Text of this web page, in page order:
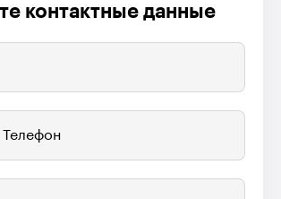
контактные данные
Телефон